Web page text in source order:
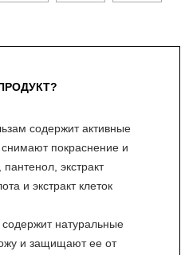
содержит активные
покраснение и
экстракт
и экстракт клеток
натуральные
и защищают ее от